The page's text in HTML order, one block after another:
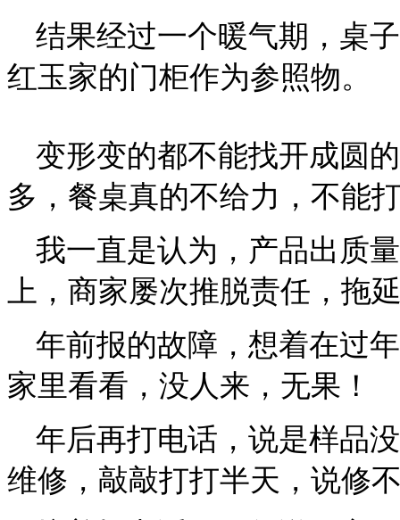
结果经过一个暖气期，桌
红玉家的门柜作为参照物。
变形变的都不能找开成圆
多，餐桌真的不给力，不能
我一直是认为，产品出质
上，商家屡次推脱责任，拖
年前报的故障，想着在过
家里看看，没人来，无果！
年后再打电话， 说是样品
维修，敲敲打打半天，说修